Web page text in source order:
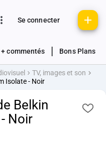
Se connecter
+ commentés Bons Plans
TV, images et son
Isolate - Noir
Belkin
Noir